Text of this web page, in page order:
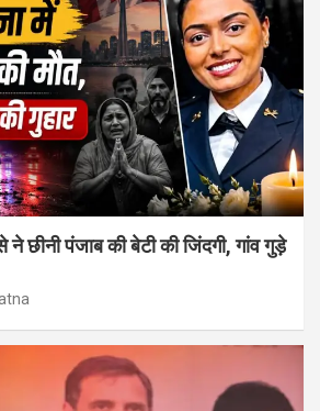
छीनी पंजाब की बेटी की जिंदगी, गांव गुड़े